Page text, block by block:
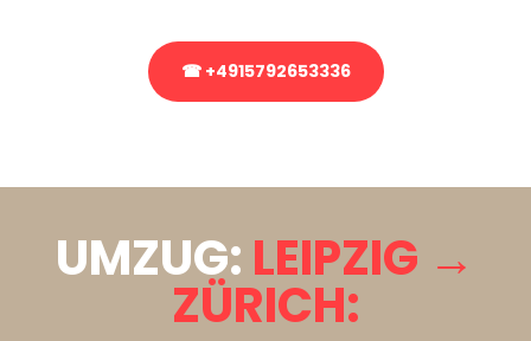
☎ +4915792653336
UMZUG: LEIPZIG →
ZÜRICH: